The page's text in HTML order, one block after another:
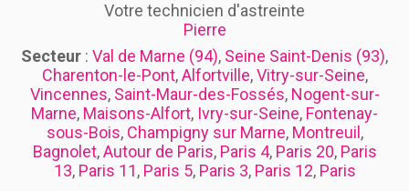
Votre technicien d'astreinte
Pierre
Secteur : Val de Marne (94), Seine Saint-Denis (93),
Charenton-le-Pont,Alfortville,Vitry-sur-Seine,
Vincennes, Saint-Maur-des-Fossés, Nogent-sur-
Marne, Maisons-Alfort, Ivry-sur-Seine, Fontenay-
sous-Bois, Champigny sur Marne, Montreuil ,
Bagnolet,Autour de Paris, Paris 4, Paris 20, Paris
13, Paris 11, Paris 5, Paris 3, Paris 12, Paris